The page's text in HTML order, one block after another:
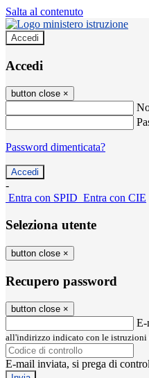
Salta al contenuto
Accedi
Accedi
button close ×
Password dimenticata?
-
Entra con SPID Entra con CIE
Seleziona utente
button close ×
Recupero password
button close ×
E-
all'indirizzo indicato con le istruzioni
E-mail inviata, si prega di